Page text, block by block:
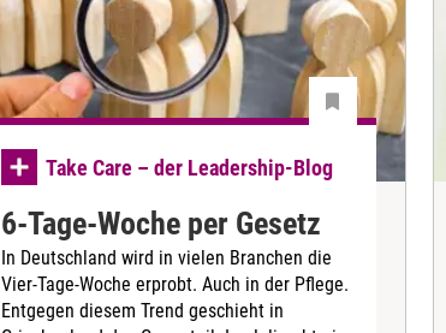
Take Care – der Leadership-Blog
6-Tage-Woche per Gesetz
In Deutschland wird in vielen Branchen die
Vier-Tage-Woche erprobt. Auch in der Pflege.
Entgegen diesem Trend geschieht in